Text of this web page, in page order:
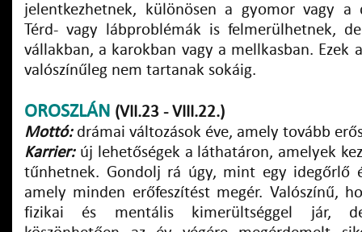
jelentkezhetnek, különösen a gyomor vagy a
Térd- vagy lábproblémák is felmerülhetnek,
vállakban, a karokban vagy a mellkasban. Ezek
valószínűleg nem tartanak sokáig.
OROSZLÁN (VII.23 - VIII.22.)
Mottó:drámai változások éve, amely tovább
Karrier:új lehetőségek a láthatáron, amelyek
tűnhetnek. Gondolj rá úgy, mint egy idegőrlő
amely minden erőfeszítést megér. Valószínű,
fizikai és mentális kimerültséggel jár,